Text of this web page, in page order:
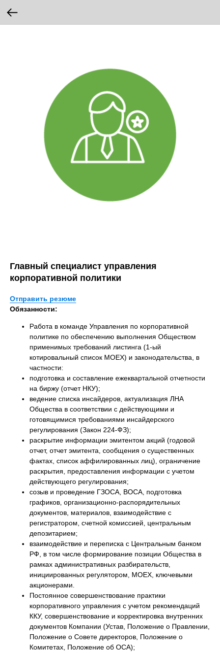
Главный специалист управления
корпоративной политики
Отправить резюме
Обязанности:
Работа в команде Управления по корпоративной
политике по обеспечению выполнения Обществом
применимых требований листинга (1-ый
котировальный список МОЕХ) и законодательства, в
частности:
подготовка и составление ежеквартальной отчетности
на биржу (отчет НКУ);
ведение списка инсайдеров, актуализация ЛНА
Общества в соответствии с действующими и
готовящимися требованиями инсайдерского
регулирования (Закон 224-ФЗ);
раскрытие информации эмитентом акций (годовой
отчет, отчет эмитента, сообщения о существенных
фактах, список аффилированных лиц), ограничение
раскрытия, предоставления информации с учетом
действующего регулирования;
созыв и проведение ГЗОСА, ВОСА, подготовка
графиков, организационно-распорядительных
документов, материалов, взаимодействие с
регистратором, счетной комиссией, центральным
депозитарием;
взаимодействие и переписка с Центральным банком
РФ, в том числе формирование позиции Общества в
рамках административных разбирательств,
инициированных регулятором, МОЕХ, ключевыми
акционерами.
Постоянное совершенствование практики
корпоративного управления с учетом рекомендаций
ККУ, совершенствование и корректировка внутренних
документов Компании (Устав, Положение о Правлении,
Положение о Совете директоров, Положение о
Комитетах, Положение об ОСА);